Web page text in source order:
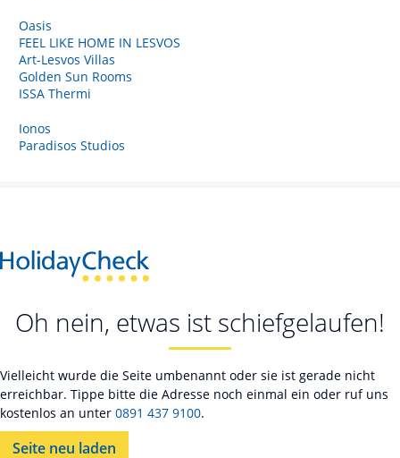
Oasis
FEEL LIKE HOME IN LESVOS
Art-Lesvos Villas
Golden Sun Rooms
ISSA Thermi
Ionos
Paradisos Studios
Oh nein, etwas ist schiefgelaufen!
Vielleicht wurde die Seite umbenannt oder sie ist gerade nicht
erreichbar. Tippe bitte die Adresse noch einmal ein oder ruf uns
kostenlos an unter 0891 437 9100.
Seite neu laden